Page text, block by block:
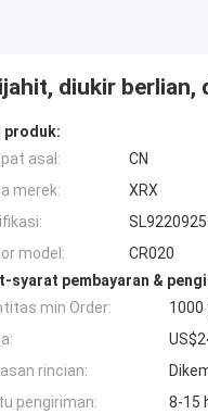
diukir
produk:
asal:
CN
merek:
XRX
model:
CR020
syarat pembayaran &
min Order:
1000
rincian:
pengiriman:
8-15